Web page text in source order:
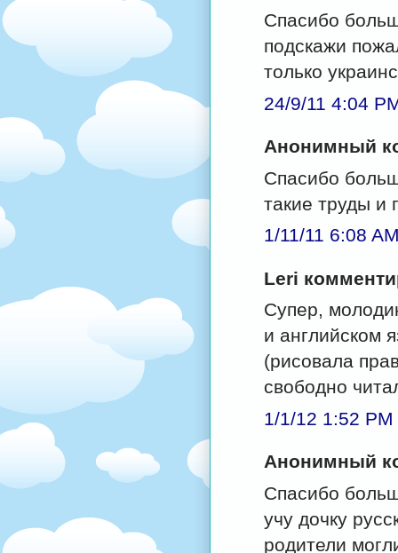
Спасибо
подскажи
только
24/9/11 4:04
Анонимный
Спасибо
такие труды и
1/11/11 6:08
Leri
Супер,
и английском
(рисовала
свободно
1/1/12 1:52 PM
Анонимный
Спасибо
учу дочку
родители